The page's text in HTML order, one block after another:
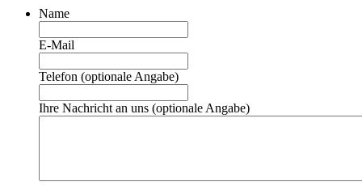
Name
E-Mail
Telefon (optionale Angabe)
Ihre Nachricht an uns (optionale Angabe)